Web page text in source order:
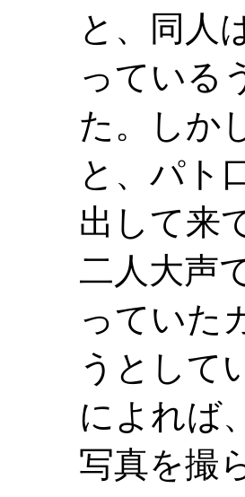
と、同人
っている
た。しか
と、パト
出して来
二人大声
っていた
うとして
によれば
写真を撮